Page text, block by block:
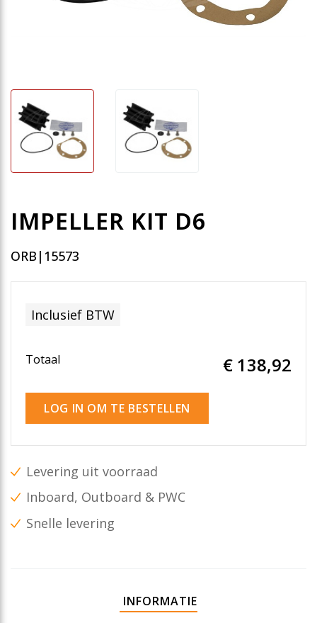
IMPELLER KIT D6
ORB|15573
Inclusief BTW
Totaal € 138,92
LOG IN OM TE BESTELLEN
Levering uit voorraad
Inboard, Outboard & PWC
Snelle levering
INFORMATIE